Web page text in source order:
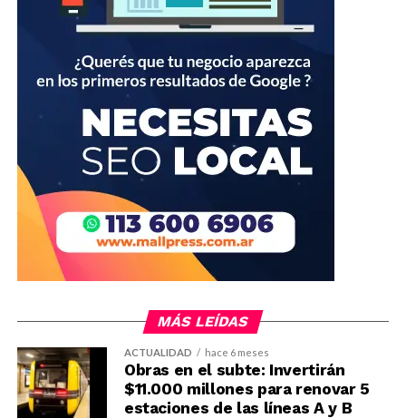
MÁS LEÍDAS
ACTUALIDAD hace 6 meses
Obras en el subte: Invertirán
$11.000 millones para renovar 5
estaciones de las líneas A y B